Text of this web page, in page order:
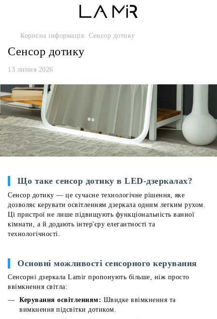
Корисна інформація Сенсор дотику
Сенсор дотику
13 липня 2026
Що таке сенсор дотику в LED-дзеркалах?
Сенсор дотику — це сучасне технологічне рішення, яке
дозволяє керувати освітленням дзеркала одним легким рухом.
Ці пристрої не лише підвищують функціональність ванної
кімнати, а й додають інтер'єру елегантності та
технологічності.
Основні можливості сенсорного керування
Сенсорні дзеркала Lamir пропонують більше, ніж просто
ввімкнення світла:
Керування освітленням: Швидке ввімкнення та
вимкнення підсвітки дотиком.